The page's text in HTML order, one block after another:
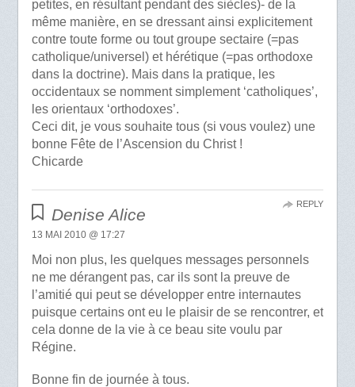
petites, en résultant pendant des siècles)- de la
même manière, en se dressant ainsi explicitement
contre toute forme ou tout groupe sectaire (=pas
catholique/universel) et hérétique (=pas orthodoxe
dans la doctrine). Mais dans la pratique, les
occidentaux se nomment simplement ‘catholiques’,
les orientaux ‘orthodoxes’.
Ceci dit, je vous souhaite tous (si vous voulez) une
bonne Fête de l’Ascension du Christ !
Chicarde
Denise Alice
13 MAI 2010 @ 17:27
Moi non plus, les quelques messages personnels
ne me dérangent pas, car ils sont la preuve de
l’amitié qui peut se développer entre internautes
puisque certains ont eu le plaisir de se rencontrer, et
cela donne de la vie à ce beau site voulu par
Régine.
Bonne fin de journée à tous.
REPLY